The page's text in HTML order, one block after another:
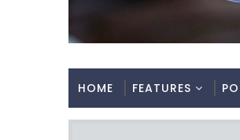
HOME FEATURES